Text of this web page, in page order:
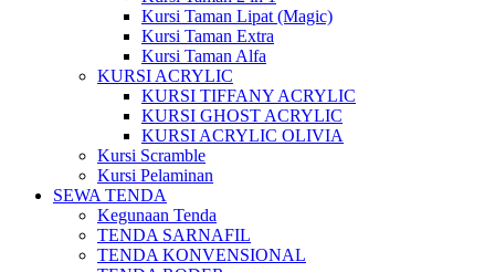
Kursi Taman Lipat (Magic)
Kursi Taman Extra
Kursi Taman Alfa
KURSI ACRYLIC
KURSI TIFFANY ACRYLIC
KURSI GHOST ACRYLIC
KURSI ACRYLIC OLIVIA
Kursi Scramble
Kursi Pelaminan
SEWA TENDA
Kegunaan Tenda
TENDA SARNAFIL
TENDA KONVENSIONAL